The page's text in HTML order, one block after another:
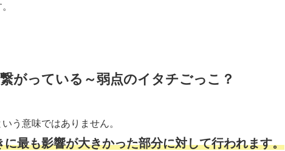
がっている～弱点のイタチごっこ？
う意味ではありません。
最も影響が大きかった部分に対して行われます。